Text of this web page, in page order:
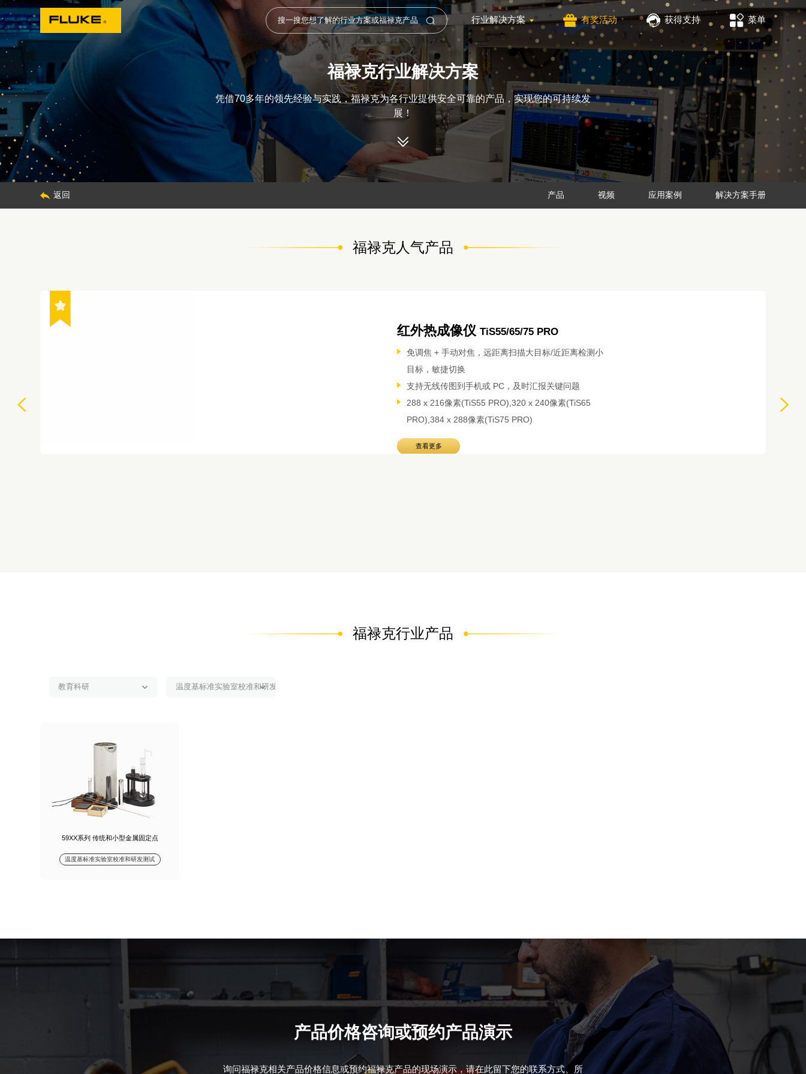
行业解决方案 有奖活动 获得支持 菜单
福禄克行业解决方案
凭借70多年的领先经验与实践，福禄克为各行业提供安全可靠的产品，实现您的可持续发
展！
返回 产品 视频 应用案例 解决方案手册
福禄克人气产品
红外热成像仪 TiS55/65/75 PRO
免调焦 + 手动对焦，远距离扫描大目标/近距离检测小
目标，敏捷切换
支持无线传图到手机或 PC，及时汇报关键问题
288 x 216像素(TiS55 PRO),320 x 240像素(TiS65
PRO),384 x 288像素(TiS75 PRO)
查看更多
福禄克行业产品
59XX系列 传统和小型金属固定点
温度基标准实验室校准和研发测试
产品价格咨询或预约产品演示
询问福禄克相关产品价格信息或预约福禄克产品的现场演示，请在此留下您的联系方式、所